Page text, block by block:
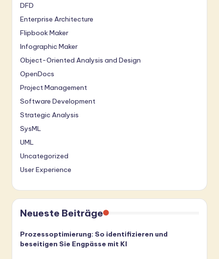
DFD
Enterprise Architecture
Flipbook Maker
Infographic Maker
Object-Oriented Analysis and Design
OpenDocs
Project Management
Software Development
Strategic Analysis
SysML
UML
Uncategorized
User Experience
Neueste Beiträge
Prozessoptimierung: So identifizieren und
beseitigen Sie Engpässe mit KI